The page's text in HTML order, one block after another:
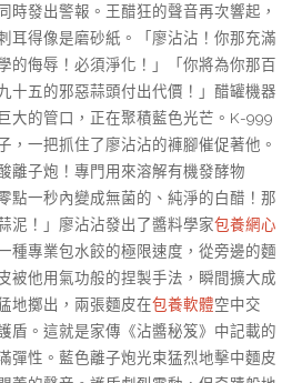
時發出警報。王醋狂的聲音再次響起，
耳得像是磨砂紙。「廖沾沾！你那充滿
的侮辱！必須淨化！」「你將為你那百
十五的邪惡蒜頭付出代價！」醋罐機器
大的管口，正在聚積藍色光芒。K-999
，一把抓住了廖沾沾的褲腳催促著他。
離子炮！專門用來溶解有機發酵物
點一秒內變成無菌的、純淨的白醋！那
泥！」廖沾沾發出了醬料學家包養網心
種專業包水餃的極限速度，從旁邊的麵
被他用氣功般的捏製手法，瞬間擴大成
地擲出，兩張麵皮在包養軟體空中交
盾。這就是家傳《沾醬秘笈》中記載的
彈性。藍色離子炮光束猛烈地擊中麵皮